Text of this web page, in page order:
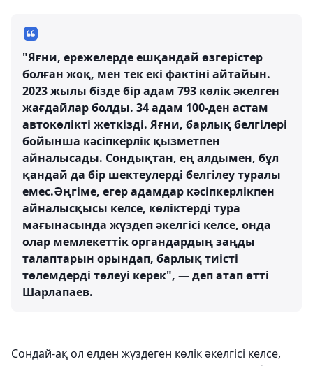
"Яғни, ережелерде ешқандай өзгерістер
болған жоқ, мен тек екі фактіні айтайын.
2023 жылы бізде бір адам 793 көлік әкелген
жағдайлар болды. 34 адам 100-ден астам
автокөлікті жеткізді. Яғни, барлық белгілері
бойынша кәсіпкерлік қызметпен
айналысады. Сондықтан, ең алдымен, бұл
қандай да бір шектеулерді белгілеу туралы
емес.Әңгіме, егер адамдар кәсіпкерлікпен
айналысқысы келсе, көліктерді тура
мағынасында жүздеп әкелгісі келсе, онда
олар мемлекеттік органдардың заңды
талаптарын орындап, барлық тиісті
төлемдерді төлеуі керек", — деп атап өтті
Шарлапаев.
Сондай-ақ ол елден жүздеген көлік әкелгісі келсе,